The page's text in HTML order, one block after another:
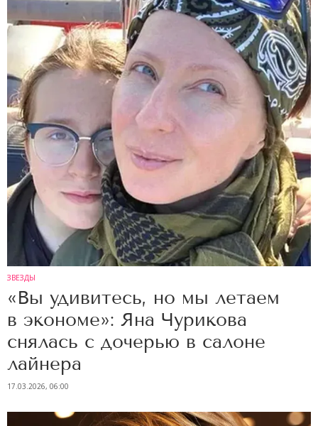
ЗВЕЗДЫ
«Вы удивитесь, но мы летаем
в экономе»: Яна Чурикова
снялась с дочерью в салоне
лайнера
17.03.2026, 06:00